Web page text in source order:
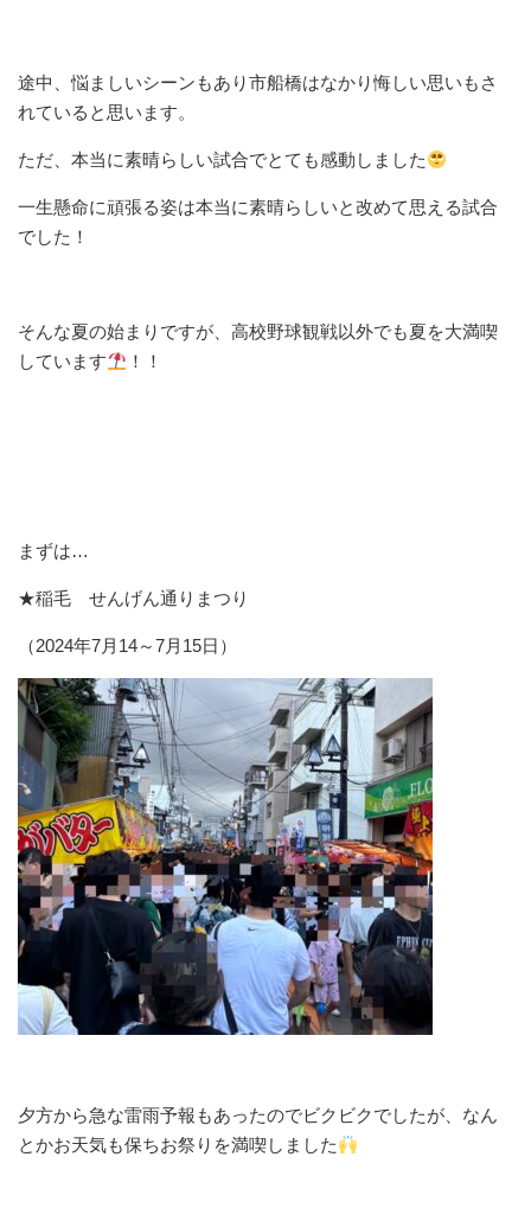
途中、悩ましいシーンもあり市船橋はなかり悔しい思いもさ
れていると思います。
ただ、本当に素晴らしい試合でとても感動しました
一生懸命に頑張る姿は本当に素晴らしいと改めて思える試合
でした！
そんな夏の始まりですが、高校野球観戦以外でも夏を大満喫
しています
！！
まずは…
★稲毛 せんげん通りまつり
（2024年7月14～7月15日）
夕方から急な雷雨予報もあったのでビクビクでしたが、なん
とかお天気も保ちお祭りを満喫しました